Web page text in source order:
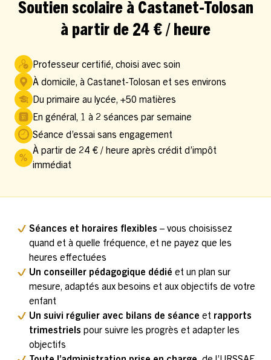
Soutien scolaire à Castanet-Tolosan
à partir de 24 € / heure
Professeur certifié, choisi avec soin
À domicile, à Castanet-Tolosan et ses environs
Du primaire au lycée, +50 matières
En général, 1 à 2 séances par semaine
Séance d’essai sans engagement
À partir de 24 € / heure après crédit d’impôt
immédiat
Séances et horaires flexibles – vous choisissez
quand et à quelle fréquence, et ne payez que les
heures effectuées
Un conseiller pédagogique dédié et un plan sur
mesure, adaptés aux besoins et aux objectifs de votre
enfant
Un suivi régulier avec bilans de séance et rapports
trimestriels pour suivre les progrès et adapter les
objectifs